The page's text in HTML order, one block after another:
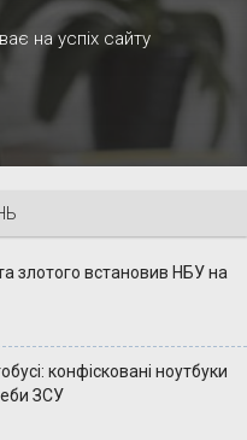
на успіх сайту
злотого встановив НБУ на
конфісковані ноутбуки
ЗСУ